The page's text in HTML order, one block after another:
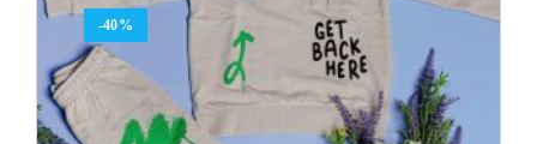
-40%